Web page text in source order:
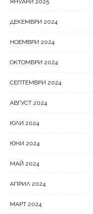
ЯНУАРИ 2025
ДЕКЕМВРИ 2024
НОЕМВРИ 2024
ОКТОМВРИ 2024
СЕПТЕМВРИ 2024
АВГУСТ 2024
ЮЛИ 2024
ЮНИ 2024
МАЙ 2024
АПРИЛ 2024
МАРТ 2024